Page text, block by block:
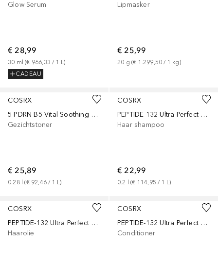
Glow Serum
€ 28,99
30 ml (€ 966,33 / 1 L)
CADEAU
Lipmasker
€ 25,99
20 g (€ 1.299,50 / 1 kg)
COSRX
5 PDRN B5 Vital Soothing Toner
Gezichtstoner
€ 25,89
0.28 (€ 92,46 / 1 L)
COSRX
PEPTIDE-132 Ultra Perfect Hair Bonding Shampoo
Haar shampoo
€ 22,99
0.2 (€ 114,95 / 1 L)
COSRX
PEPTIDE-132 Ultra Perfect Hair Bonding Oil Serum
Haarolie
COSRX
PEPTIDE-132 Ultra Perfect Hair Bonding Treatment
Conditioner